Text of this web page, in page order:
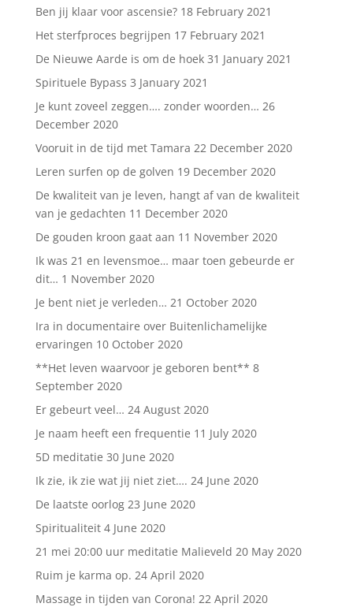
Ben jij klaar voor ascensie? 18 February 2021
Het sterfproces begrijpen 17 February 2021
De Nieuwe Aarde is om de hoek 31 January 2021
Spirituele Bypass 3 January 2021
Je kunt zoveel zeggen…. zonder woorden… 26
December 2020
Vooruit in de tijd met Tamara 22 December 2020
Leren surfen op de golven 19 December 2020
De kwaliteit van je leven, hangt af van de kwaliteit
van je gedachten 11 December 2020
De gouden kroon gaat aan 11 November 2020
Ik was 21 en levensmoe… maar toen gebeurde er
dit… 1 November 2020
Je bent niet je verleden… 21 October 2020
Ira in documentaire over Buitenlichamelijke
ervaringen 10 October 2020
**Het leven waarvoor je geboren bent** 8
September 2020
Er gebeurt veel… 24 August 2020
Je naam heeft een frequentie 11 July 2020
5D meditatie 30 June 2020
Ik zie, ik zie wat jij niet ziet…. 24 June 2020
De laatste oorlog 23 June 2020
Spiritualiteit 4 June 2020
21 mei 20:00 uur meditatie Malieveld 20 May 2020
Ruim je karma op. 24 April 2020
Massage in tijden van Corona! 22 April 2020